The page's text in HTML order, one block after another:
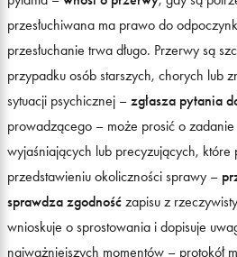
przesłuchiwana ma prawo do
przesłuchanie trwa długo. Przerwy są
przypadku osób starszych, chorych lub
sytuacji psychicznej – zgłasza pytania
prowadzącego – może prosić o
wyjaśniających lub precyzujących, które
przedstawieniu okoliczności sprawy –
sprawdza zgodność zapisu z
wnioskuje o sprostowania i dopisuje
najważniejszych momentów – protokół